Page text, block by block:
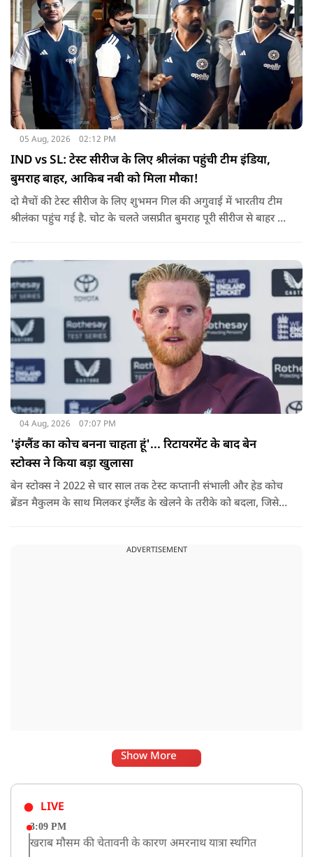
05 Aug, 2026 02:12 PM
IND vs SL: टेस्ट सीरीज के लिए श्रीलंका पहुंची टीम इंडिया,
बुमराह बाहर, आकिब नबी को मिला मौका!
दो मैचों की टेस्ट सीरीज के लिए शुभमन गिल की अगुवाई में भारतीय टीम
श्रीलंका पहुंच गई है. चोट के चलते जसप्रीत बुमराह पूरी सीरीज से बाहर हो
04 Aug, 2026 07:07 PM
'इंग्लैंड का कोच बनना चाहता हूं'... रिटायरमेंट के बाद बेन
स्टोक्स ने किया बड़ा खुलासा
बेन स्टोक्स ने 2022 से चार साल तक टेस्ट कप्तानी संभाली और हेड कोच
ब्रेंडन मैकुलम के साथ मिलकर इंग्लैंड के खेलने के तरीके को बदला, जिसे
ADVERTISEMENT
Show More
LIVE
3:09 PM
खराब मौसम की चेतावनी के कारण अमरनाथ यात्रा स्थगित